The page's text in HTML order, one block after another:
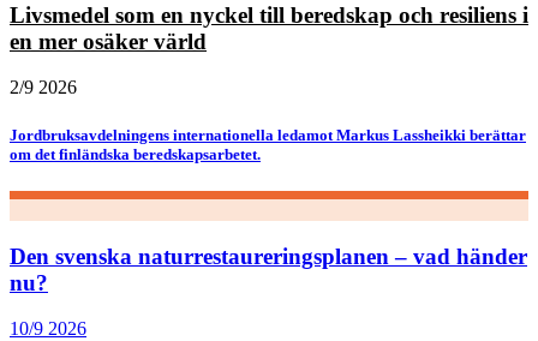
Livsmedel som en nyckel till beredskap och resiliens i
en mer osäker värld
2/9 2026
Jordbruksavdelningens internationella ledamot Markus Lassheikki berättar
om det finländska beredskapsarbetet.
Den svenska naturrestaureringsplanen – vad händer
nu?
10/9 2026